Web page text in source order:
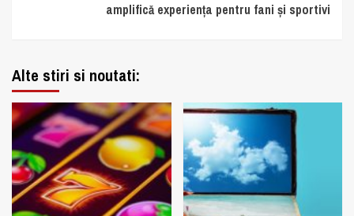
amplifică experiența pentru fani și sportivi
Alte stiri si noutati: